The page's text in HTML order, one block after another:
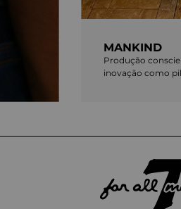
MANKIND
Produção
inovação como